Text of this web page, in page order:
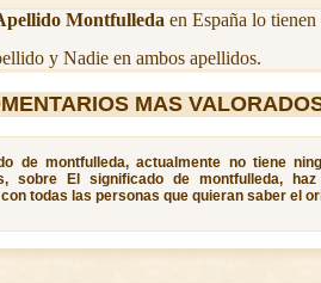
Montfulleda en España lo
y Nadie en ambos apellidos.
MAS
de montfulleda, actualmente no tiene
sobre El significado de montfulleda,
todas las personas que quieran saber el